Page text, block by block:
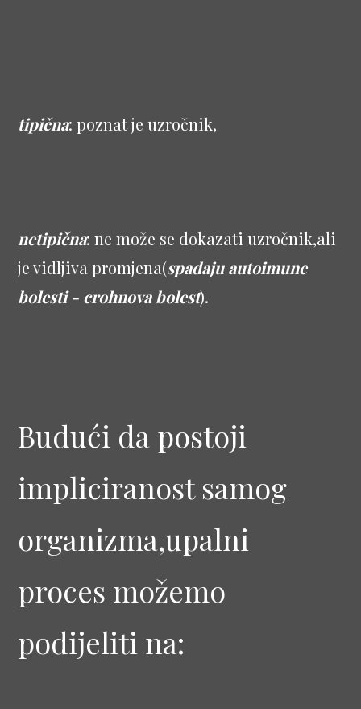
tipična: poznat je uzročnik,
netipična: ne može se dokazati uzročnik,ali
je vidljiva promjena(spadaju autoimune
bolesti - crohnova bolest).
Budući da postoji
impliciranost samog
organizma,upalni
proces možemo
podijeliti na: